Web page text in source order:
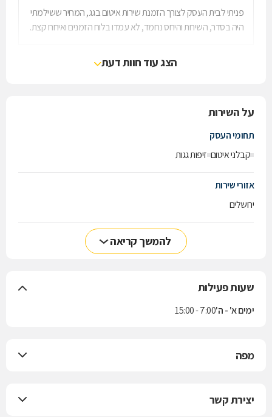
פניתי לבית העסק לצורך הזמנת שירות איטום בגג, המחיר ששילמתי
היה בסדר, השירות והיחס נחמד, לא עמדו בלוח הזמנים ואיחרו קצת.
הצג עוד חוות דעת
על השירות
תחומי העסק
קבלני איטום זיפות גגות
אזורי שירות
ירושלים
להמשך קריאה
שעות פעילות
ימים א' - ה'7:00 - 15:00
מפה
יצירת קשר